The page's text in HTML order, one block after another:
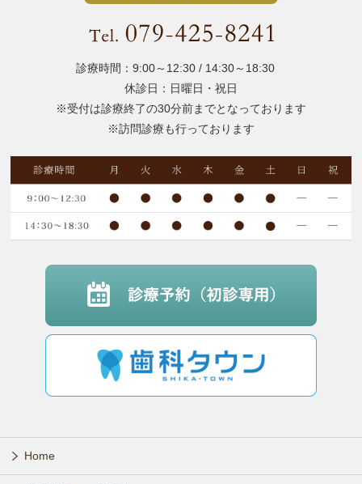
診療時間：9:00～12:30 / 14:30～18:30
休診日：日曜日・祝日
※受付は診療終了の30分前までとなっております
※訪問診療も行っております
Home